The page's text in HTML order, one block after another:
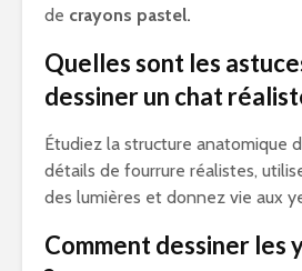
de crayons pastel.
Quelles sont les
dessiner un chat
Étudiez la structure anatomique
détails de fourrure réalistes,
des lumières et donnez vie aux
Comment dessiner les